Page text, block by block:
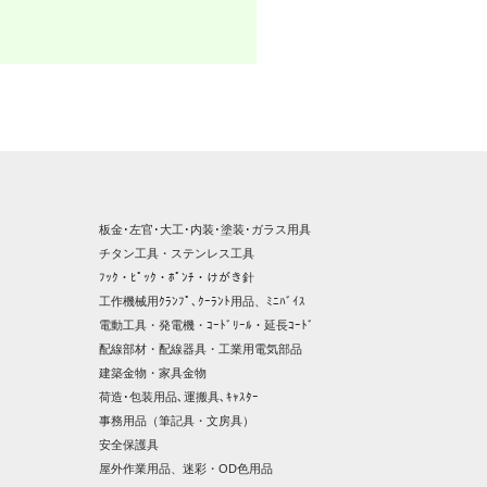
板金･左官･大工･内装･塗装･ガラス用具
チタン工具・ステンレス工具
ﾌｯｸ・ﾋﾟｯｸ・ﾎﾟﾝﾁ・けがき針
工作機械用ｸﾗﾝﾌﾟ､ｸｰﾗﾝﾄ用品、ﾐﾆﾊﾞｲｽ
電動工具・発電機・ｺｰﾄﾞﾘｰﾙ・延長ｺｰﾄﾞ
配線部材・配線器具・工業用電気部品
建築金物・家具金物
荷造･包装用品､運搬具､ｷｬｽﾀｰ
事務用品（筆記具・文房具）
安全保護具
屋外作業用品、迷彩・OD色用品